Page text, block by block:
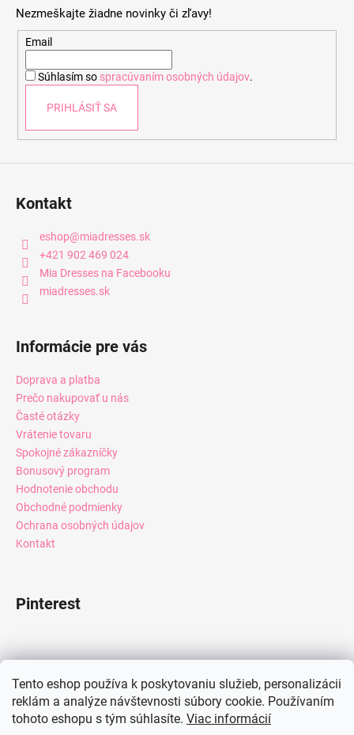
Tento eshop používa k poskytovaniu služieb, personalizácii
reklám a analýze návštevnosti súbory cookie. Používaním
tohoto eshopu s tým súhlasíte. Viac informácií
Nezmeškajte žiadne novinky či zľavy!
Email
Súhlasím so spracúvaním osobných údajov.
PRIHLÁSIŤ SA
Kontakt
eshop@miadresses.sk
+421 902 469 024
Mia Dresses na Facebooku
miadresses.sk
Informácie pre vás
Doprava a platba
Prečo nakupovať u nás
Časté otázky
Vrátenie tovaru
Spokojné zákazníčky
Bonusový program
Hodnotenie obchodu
Obchodné podmienky
Ochrana osobných údajov
Kontakt
Pinterest